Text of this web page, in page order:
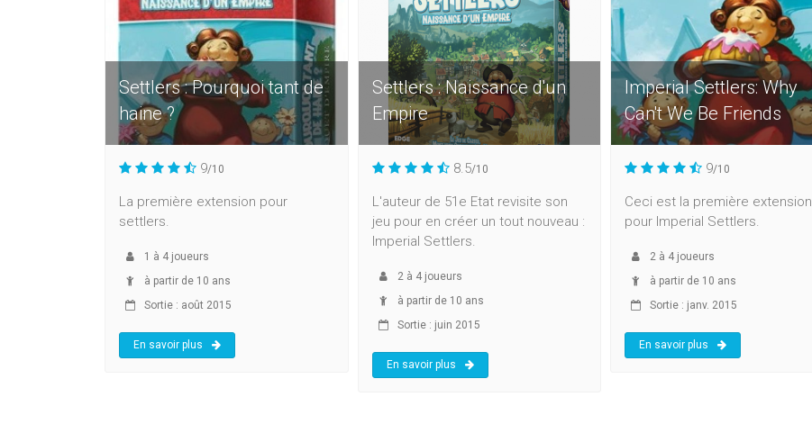
Settlers : Pourquoi tant de
haine ?
9/10
La première extension pour
settlers.
1 à 4 joueurs
à partir de 10 ans
Sortie : août 2015
En savoir plus
Settlers : Naissance d'un
Empire
8.5/10
L'auteur de 51e Etat revisite son
jeu pour en créer un tout nouveau :
Imperial Settlers.
2à 4joueurs
à partir de 10 ans
Sortie : juin 2015
En savoir plus
Imperial Settlers: Why
Can't We Be Friends
9/10
Ceci est la première extension
pour Imperial Settlers.
2 à 4 joueurs
à partir de 10 ans
Sortie : janv. 2015
En savoir plus